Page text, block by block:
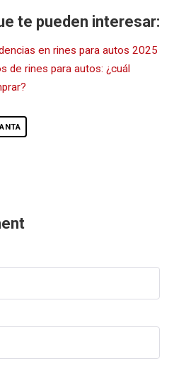
te pueden interesar:
en rines para autos 2025
de rines para autos: ¿cuál